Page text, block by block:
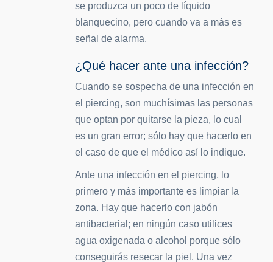
se produzca un poco de líquido
blanquecino, pero cuando va a más es
señal de alarma.
¿Qué hacer ante una infección?
Cuando se sospecha de una infección en
el piercing, son muchísimas las personas
que optan por quitarse la pieza, lo cual
es un gran error; sólo hay que hacerlo en
el caso de que el médico así lo indique.
Ante una infección en el piercing, lo
primero y más importante es limpiar la
zona. Hay que hacerlo con jabón
antibacterial; en ningún caso utilices
agua oxigenada o alcohol porque sólo
conseguirás resecar la piel. Una vez